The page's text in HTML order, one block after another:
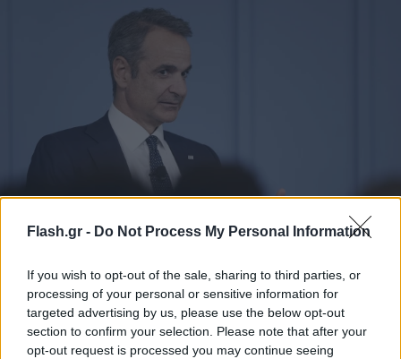
Flash.gr - Do Not Process My Personal Information
If you wish to opt-out of the sale, sharing to third parties, or
processing of your personal or sensitive information for
targeted advertising by us, please use the below opt-out
section to confirm your selection. Please note that after your
opt-out request is processed you may continue seeing
Μητσοτάκης: Θα θεσμοθετήσουμε 2 μεγάλα
Κυκλάδες
Η ελληνική κυβέρνηση είναι απολύτως αφοσιωμένη στον στόχο
της προστασίας του θαλάσσιου περιβάλλοντος, επισήμανε ο
πρωθυπουργός σε εκδήλωση.